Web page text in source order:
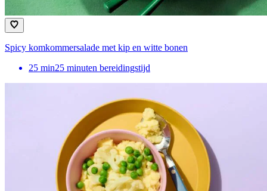
Spicy komkommersalade met kip en witte bonen
25 min25 minuten bereidingstijd